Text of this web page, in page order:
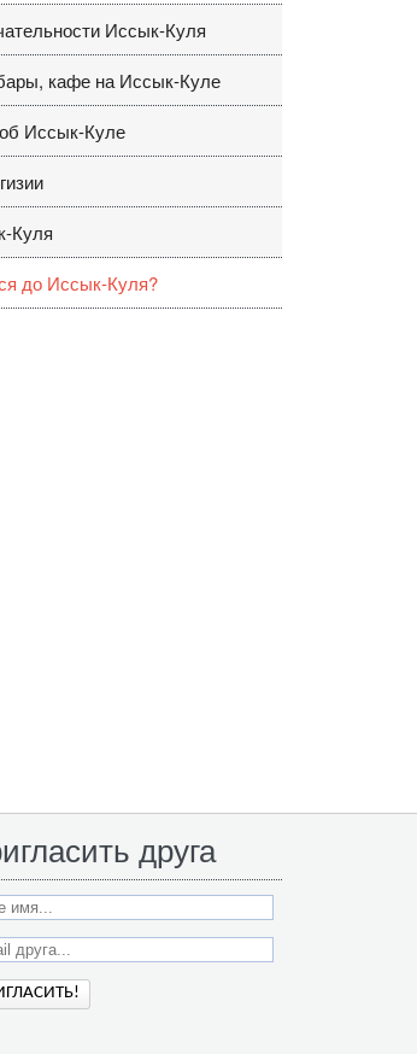
Иссык-Куля
кафе на Иссык-Куле
Иссык-Куле
Куля
до Иссык-Куля?
друга